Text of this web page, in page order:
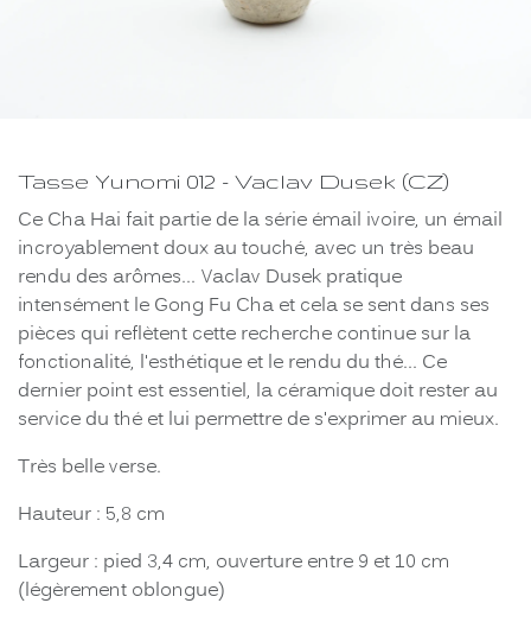
Tasse Yunomi 012 - Vaclav Dusek (CZ)
Ce Cha Hai fait partie de la série émail ivoire, un émail
incroyablement doux au touché, avec un très beau
rendu des arômes... Vaclav Dusek pratique
intensément le Gong Fu Cha et cela se sent dans ses
pièces qui reflètent cette recherche continue sur la
fonctionalité, l'esthétique et le rendu du thé... Ce
dernier point est essentiel, la céramique doit rester au
service du thé et lui permettre de s'exprimer au mieux.
Très belle verse.
Hauteur : 5,8 cm
Largeur : pied 3,4 cm, ouverture entre 9 et 10 cm
(légèrement oblongue)